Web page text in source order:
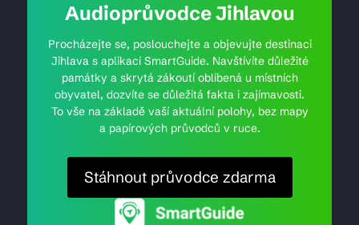
Audioprůvodce Jihlavou
Procházejte se, poslouchejte a objevujte destinaci
Jihlava s aplikací SmartGuide. Navštívíte důležité
památky a skrytá zákoutí oblíbená u místních
obyvatel, dozvíte se důležitá fakta i zajímavosti.
To vše na základě vaší aktuální polohy, bez mapy
a papírových průvodců v ruce.
Stáhnout průvodce zdarma